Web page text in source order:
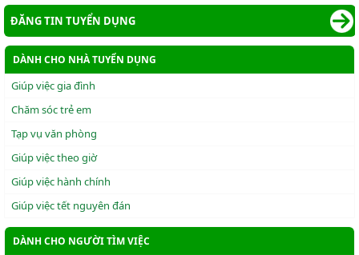
ĐĂNG TIN TUYỂN DỤNG
DÀNH CHO NHÀ TUYỂN DỤNG
Giúp việc gia đình
Chăm sóc trẻ em
Tạp vụ văn phòng
Giúp việc theo giờ
Giúp việc hành chính
Giúp việc tết nguyên đán
DÀNH CHO NGƯỜI TÌM VIỆC